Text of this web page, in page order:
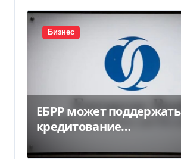
Бизнес
ЕБРР может поддержать
кредитование